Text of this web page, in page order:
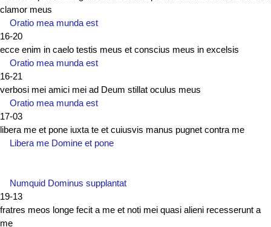
clamor meus
Oratio mea munda est
16-20
ecce enim in caelo testis meus et conscius meus in excelsis
Oratio mea munda est
16-21
verbosi mei amici mei ad Deum stillat oculus meus
Oratio mea munda est
17-03
libera me et pone iuxta te et cuiusvis manus pugnet contra me
Libera me Domine et pone
Numquid Dominus supplantat
19-13
fratres meos longe fecit a me et noti mei quasi alieni recesserunt a
me